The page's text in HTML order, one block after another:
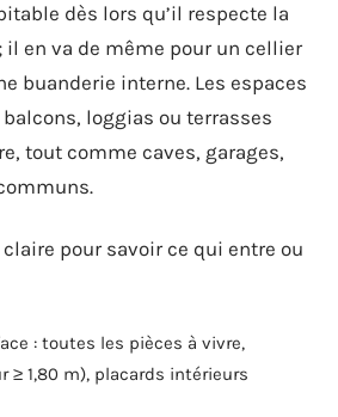
dès lors qu’il respecte la
en va de même pour un cellier
buanderie interne. Les espaces
loggias ou terrasses
tout comme caves, garages,
pour savoir ce qui entre ou
: toutes les pièces à vivre,
≥ 1,80 m), placards intérieurs